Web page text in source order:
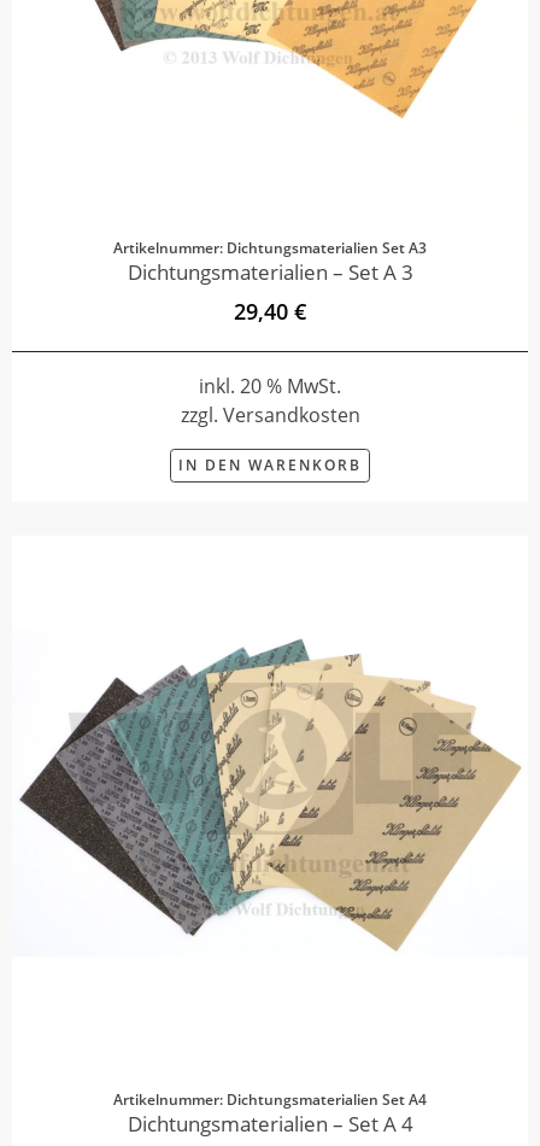
Artikelnummer: Dichtungsmaterialien Set A3
Dichtungsmaterialien – Set A 3
29,40 €
inkl. 20 % MwSt.
zzgl. Versandkosten
IN DEN WARENKORB
Artikelnummer: Dichtungsmaterialien Set A4
Dichtungsmaterialien – Set A 4